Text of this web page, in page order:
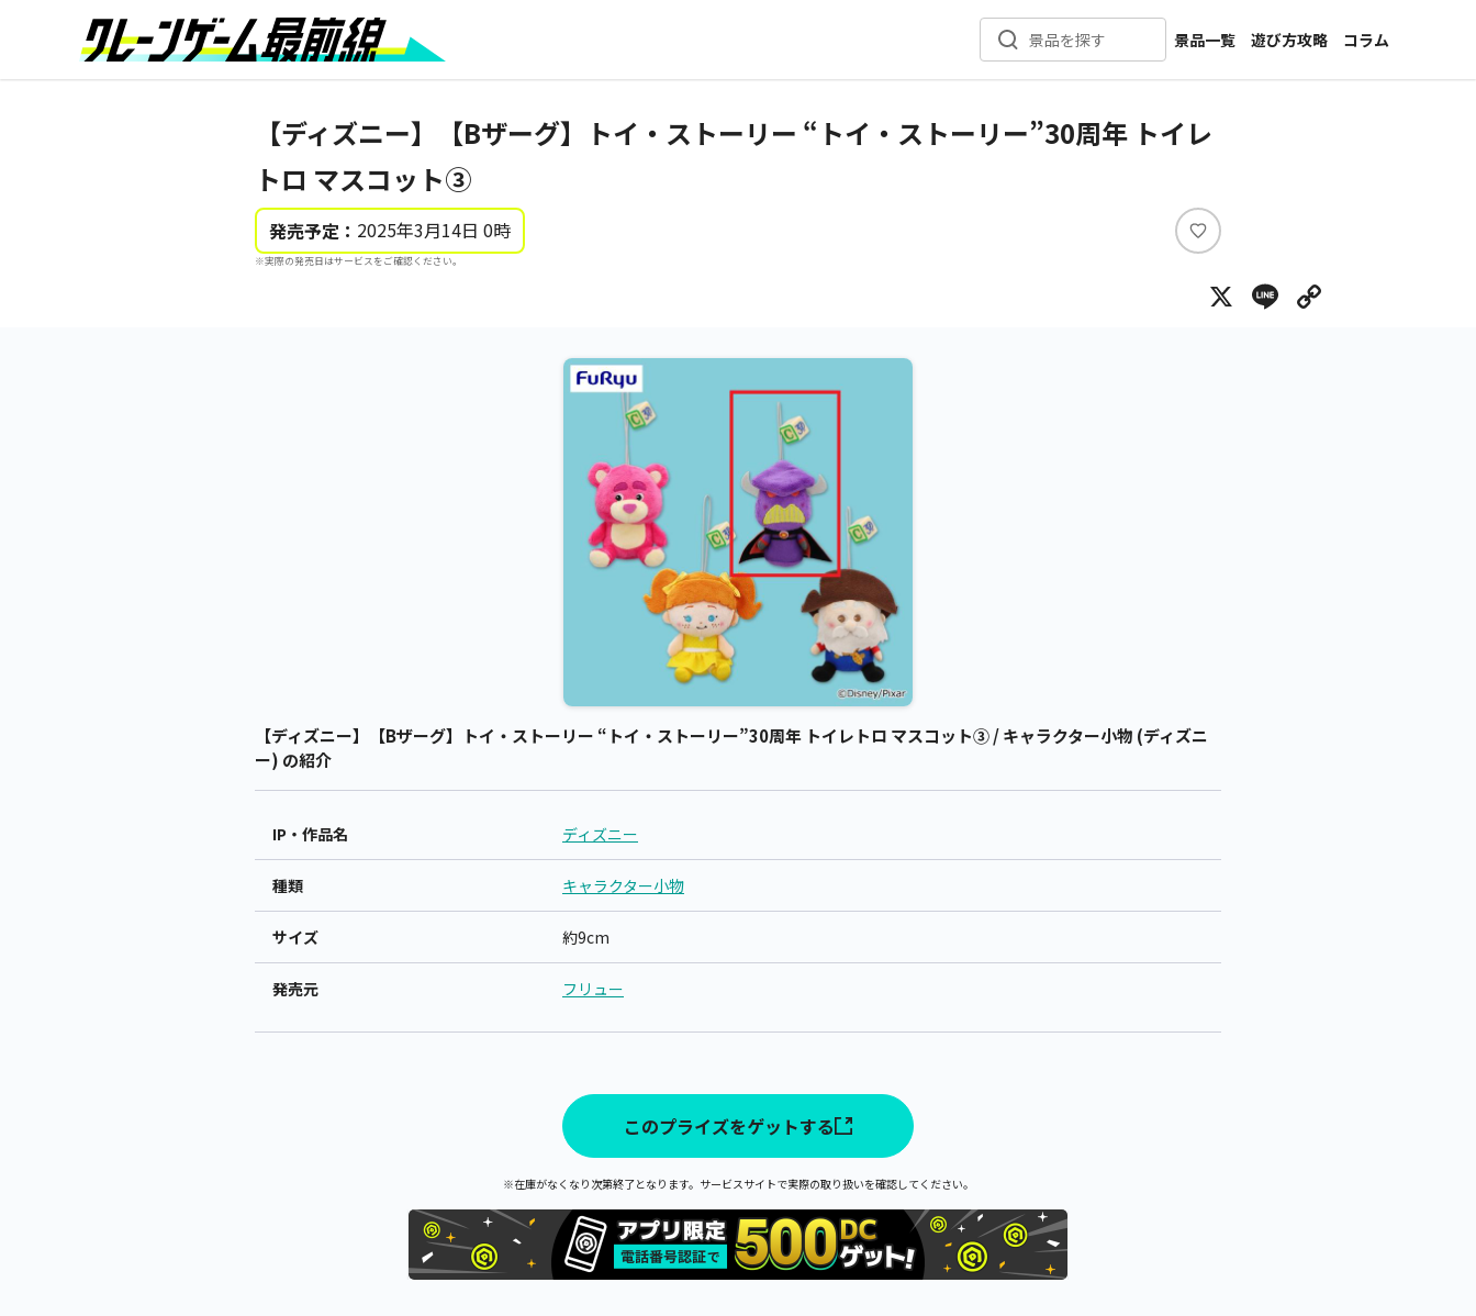
景品を探す
景品一覧
新着景品
カテゴリ一覧
遊び方攻略
コラム
インタビュー
【ディズニー】【Bザーグ】トイ・ストーリー “トイ・ストーリー”30周年 トイレ
トロ マスコット③
発売予定： 2025年3月14日 0時
※実際の発売日はサービスをご確認ください。
い
ね
X Line
【ディズニー】【Bザーグ】トイ・ストーリー “トイ・ストーリー”30周年 トイレトロ マスコット③ / キャラクター小物 (ディズニ
ー) の紹介
IP・作品名 ディズニー
種類 キャラクター小物
サイズ 約9cm
発売元 フリュー
このプライズをゲットする
※在庫がなくなり次第終了となります。サービスサイトで実際の取り扱いを確認してください。